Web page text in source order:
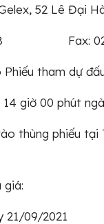
52 Lê Đại
Fax:
tham dự
giờ 00 phút
thùng phiếu
giá:
09/2021